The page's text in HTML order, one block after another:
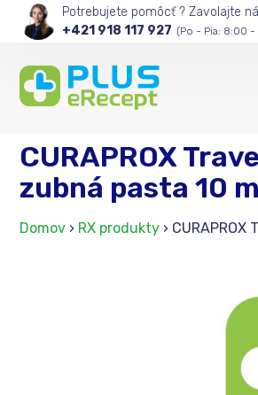
Potrebujete pomôcť ? Zavolajte
+421 918 117 927 (Po - Pia: 8:00 -
CURAPROX
zubná pasta 10
Domov › RX produkty ›